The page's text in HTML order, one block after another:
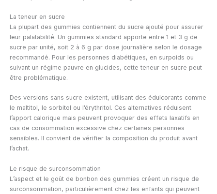
La teneur en sucre
La plupart des gummies contiennent du sucre ajouté pour assurer
leur palatabilité. Un gummies standard apporte entre 1 et 3 g de
sucre par unité, soit 2 à 6 g par dose journalière selon le dosage
recommandé. Pour les personnes diabétiques, en surpoids ou
suivant un régime pauvre en glucides, cette teneur en sucre peut
être problématique.
Des versions sans sucre existent, utilisant des édulcorants comme
le maltitol, le sorbitol ou l’érythritol. Ces alternatives réduisent
l’apport calorique mais peuvent provoquer des effets laxatifs en
cas de consommation excessive chez certaines personnes
sensibles. Il convient de vérifier la composition du produit avant
l’achat.
Le risque de surconsommation
L’aspect et le goût de bonbon des gummies créent un risque de
surconsommation, particulièrement chez les enfants qui peuvent